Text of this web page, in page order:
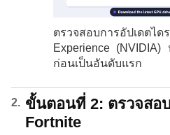
ตรวจสอบการอัปเดต
Experience
ก่อนเป็นอันดับแรก
ขั้นตอนที่ 2: ตรวจสอ
Fortnite